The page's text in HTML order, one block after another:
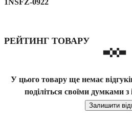
РЕЙТИНГ ТОВАРУ
У цього товару ще немає
поділіться своїми думками
Залишити